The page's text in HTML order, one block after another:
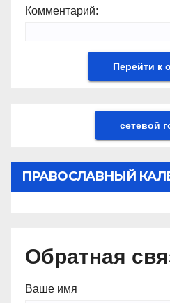
Комментарий:
сетевой
ПРАВОСЛАВНЫЙ
Обратная
Ваше имя